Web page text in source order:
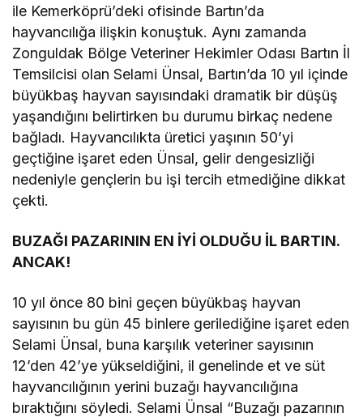
ile Kemerköprü’deki ofisinde Bartın’da
hayvancılığa ilişkin konuştuk. Aynı zamanda
Zonguldak Bölge Veteriner Hekimler Odası Bartın İl
Temsilcisi olan Selami Ünsal, Bartın’da 10 yıl içinde
büyükbaş hayvan sayısındaki dramatik bir düşüş
yaşandığını belirtirken bu durumu birkaç nedene
bağladı. Hayvancılıkta üretici yaşının 50’yi
geçtiğine işaret eden Ünsal, gelir dengesizliği
nedeniyle gençlerin bu işi tercih etmediğine dikkat
çekti.
BUZAĞI PAZARININ EN İYİ OLDUĞU İL BARTIN.
ANCAK!
10 yıl önce 80 bini geçen büyükbaş hayvan
sayısının bu gün 45 binlere gerilediğine işaret eden
Selami Ünsal, buna karşılık veteriner sayısının
12’den 42’ye yükseldiğini, il genelinde et ve süt
hayvancılığının yerini buzağı hayvancılığına
bıraktığını söyledi. Selami Ünsal “Buzağı pazarının